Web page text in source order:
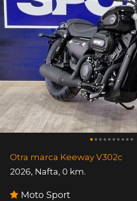
Otra marca Keeway V302c
2026, Nafta, 0 km.
Moto Sport